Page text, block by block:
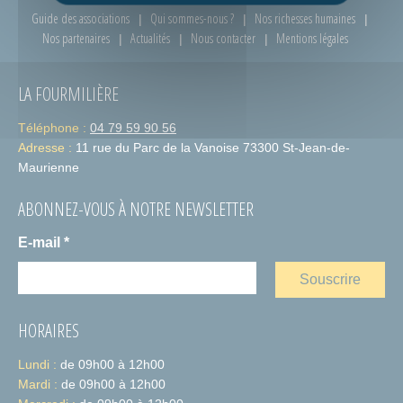
Guide des associations Qui sommes-nous ?
Nos richesses humaines
Nos partenaires
Actualités Nous contacter Mentions légales
LA FOURMILIÈRE
Téléphone : 04 79 59 90 56
Adresse : 11 rue du Parc de la Vanoise 73300 St-Jean-de-
Maurienne
ABONNEZ-VOUS À NOTRE NEWSLETTER
E-mail *
HORAIRES
Lundi : de 09h00 à 12h00
Mardi : de 09h00 à 12h00